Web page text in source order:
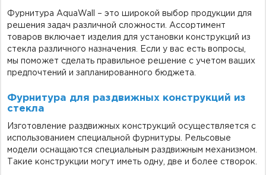
Фурнитура AquaWall – это широкой выбор продукции для
решения задач различной сложности. Ассортимент
товаров включает изделия для установки конструкций из
стекла различного назначения. Если у вас есть вопросы,
мы поможет сделать правильное решение с учетом ваших
предпочтений и запланированного бюджета.
Фурнитура для раздвижных конструкций из
стекла
Изготовление раздвижных конструкций осуществляется с
использованием специальной фурнитуры. Рельсовые
модели оснащаются специальным раздвижным механизмом.
Такие конструкции могут иметь одну, две и более створок.